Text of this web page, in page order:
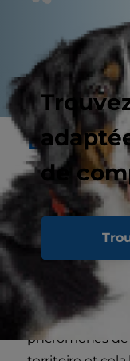
de
Des
Votre chaton
les garder bien
une façon
de faire
griffage laisse
une odeur, car
phéromones de